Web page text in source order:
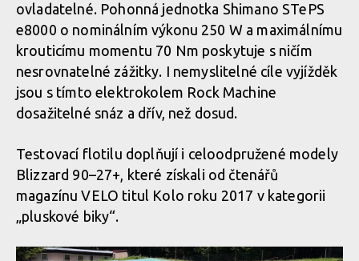
ovladatelné. Pohonná jednotka Shimano STePS
e8000 o nominálním výkonu 250 W a maximálnímu
krouticímu momentu 70 Nm poskytuje s ničím
nesrovnatelné zážitky. I nemyslitelné cíle vyjížděk
jsou s tímto elektrokolem Rock Machine
dosažitelné snáz a dřív, než dosud.
Testovací flotilu doplňují i celoodpružené modely
Blizzard 90–27+, které získali od čtenářů
magazínu VELO titul Kolo roku 2017 v kategorii
„pluskové biky“.